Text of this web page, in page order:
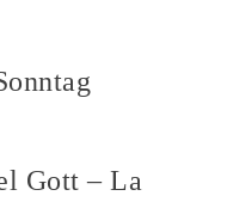
Gott – La